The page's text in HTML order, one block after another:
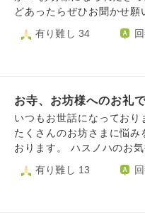
家』（An Artist of the
mains of the Day, 1989
を突き止めるために探偵
ないで』（Never Let Me
た子供たちの成長譚 ⑦『
音楽と夕暮れをめぐる五
に出る老夫婦 ⑨『クララ
どあったらぜひお聞かせ願いたいです
ハをキッカケに仏教に非
しいことに厳しいだろう
有り難し 34
お寺、お坊様へのお礼
いつもお世話になってお
たくさんのお坊さまに悩
おります。 ハスノハのお
もありますが、まだまだ
ただいたお坊さま方のお
有り難し 13